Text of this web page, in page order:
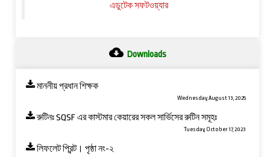
এডুটেক সফটওয়্যার
Downloads
মাননীয় প্রধান শিক্ষক
Wednesday, August 13, 2025
রুটিনঃ SQSF এর কাস্টমার কেয়ারের সকল সার্ভিসের রুটিন সমূহঃ
Tuesday, October 17, 2023
লিফলেট প্রিন্ট। পৃষ্ঠা নং-২